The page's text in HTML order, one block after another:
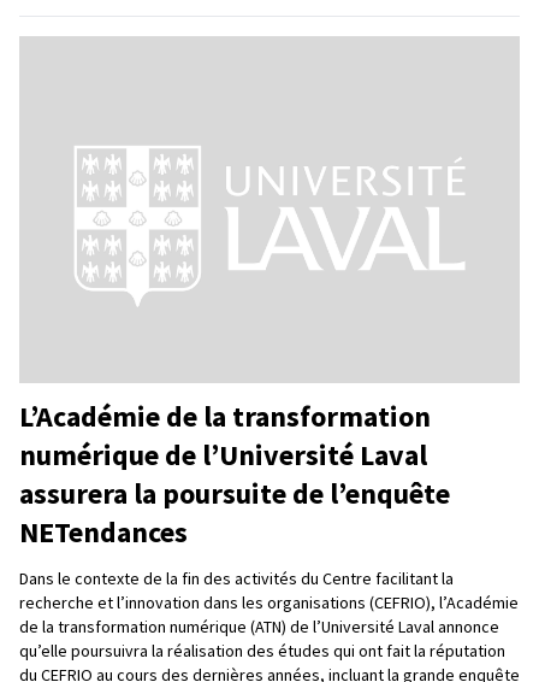
L’Académie de la transformation
numérique de l’Université Laval
assurera la poursuite de l’enquête
NETendances
Dans le contexte de la fin des activités du Centre facilitant la
recherche et l’innovation dans les organisations (CEFRIO), l’Académie
de la transformation numérique (ATN) de l’Université Laval annonce
qu’elle poursuivra la réalisation des études qui ont fait la réputation
du CEFRIO au cours des dernières années, incluant la grande enquête